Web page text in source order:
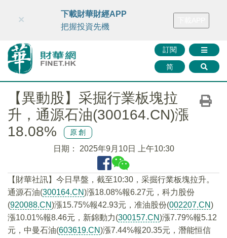
財華智庫網 FINTV FINMETA 財華證券 媒體矩陣
訂閱
简
×
下載財華財經APP
把握投資先機
【異動股】采掘行業板塊拉
升，通源石油(300164.CN)漲
18.08%
原創
日期： 2025年9月10日 上午10:30
【財華社訊】今日早盤，截至10:30，采掘行業板塊拉升。
通源石油(300164.CN)漲18.08%報6.27元，科力股份
(920088.CN)漲15.75%報42.93元，准油股份(002207.CN)
漲10.01%報8.46元，新錦動力(300157.CN)漲7.79%報5.12
元，中曼石油(603619.CN)漲7.44%報20.35元，潛能恒信